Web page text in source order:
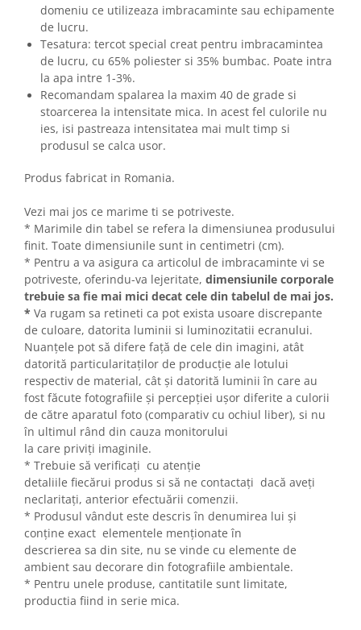
domeniu ce utilizeaza imbracaminte sau echipamente
de lucru.
Tesatura: tercot special creat pentru imbracamintea
de lucru, cu 65% poliester si 35% bumbac. Poate intra
la apa intre 1-3%.
Recomandam spalarea la maxim 40 de grade si
stoarcerea la intensitate mica. In acest fel culorile nu
ies, isi pastreaza intensitatea mai mult timp si
produsul se calca usor.
Produs fabricat in Romania.
Vezi mai jos ce marime ti se potriveste.
* Marimile din tabel se refera la dimensiunea produsului
finit. Toate dimensiunile sunt in centimetri (cm).
* Pentru a va asigura ca articolul de imbracaminte vi se
potriveste, oferindu-va lejeritate, dimensiunile corporale
trebuie sa fie mai mici decat cele din tabelul de mai jos.
* Va rugam sa retineti ca pot exista usoare discrepante
de culoare, datorita luminii si luminozitatii ecranului.
Nuanțele pot să difere față de cele din imagini, atât
datorită particularitaților de producție ale lotului
respectiv de material, cât și datorită luminii în care au
fost făcute fotografiile și percepției ușor diferite a culorii
de către aparatul foto (comparativ cu ochiul liber), si nu
în ultimul rând din cauza monitorului
la care priviți imaginile.
* Trebuie să verificați cu atenție
detaliile fiecărui produs si să ne contactați dacă aveți
neclaritați, anterior efectuării comenzii.
* Produsul vândut este descris în denumirea lui și
conține exact elementele menționate în
descrierea sa din site, nu se vinde cu elemente de
ambient sau decorare din fotografiile ambientale.
* Pentru unele produse, cantitatile sunt limitate,
productia fiind in serie mica.